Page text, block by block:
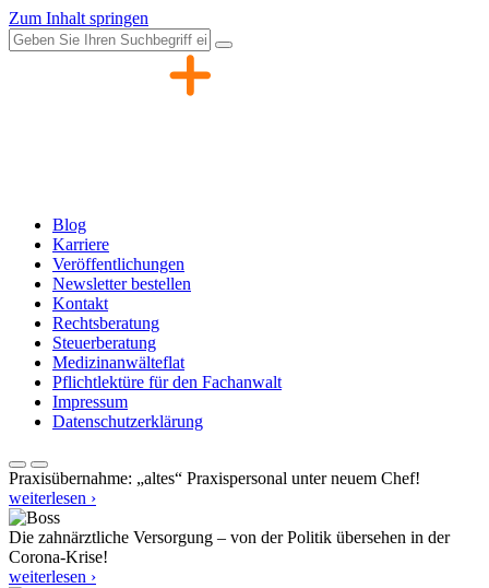
Zum Inhalt springen
Blog
Karriere
Veröffentlichungen
Newsletter bestellen
Kontakt
Rechtsberatung
Steuerberatung
Medizinanwälteflat
Pflichtlektüre für den Fachanwalt
Impressum
Datenschutzerklärung
Praxisübernahme: „altes“ Praxispersonal unter neuem Chef!
weiterlesen ›
Die zahnärztliche Versorgung – von der Politik übersehen in der
Corona-Krise!
weiterlesen ›